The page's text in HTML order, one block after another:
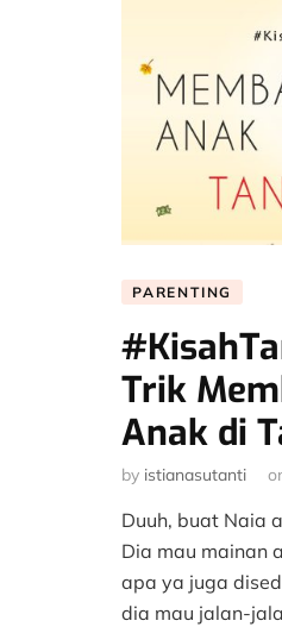
PARENTING
Trik
Anak di
by istianasutanti
Duuh, buat Naia
Dia mau mainan
apa ya juga
dia mau jalan-